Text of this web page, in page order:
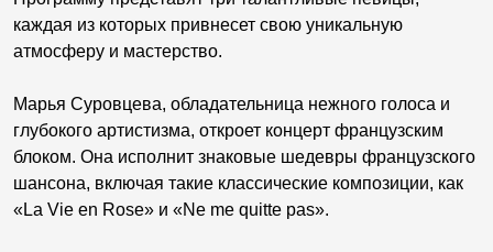
каждая из которых привнесет свою уникальную
атмосферу и мастерство.
Марья Суровцева, обладательница нежного голоса и
глубокого артистизма, откроет концерт французским
блоком. Она исполнит знаковые шедевры французского
шансона, включая такие классические композиции, как
«La Vie en Rose» и «Ne me quitte pas».